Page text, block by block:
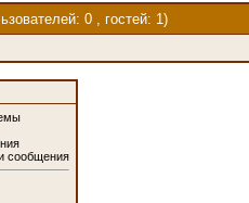
0 , гостей: 1)
сообщения